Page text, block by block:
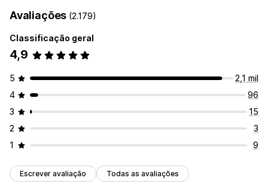
Avaliações (2.179)
Classificação geral
4,9
5
2,1 mil
4
96
3
15
2
3
1
9
Escrever avaliação Todas as avaliações